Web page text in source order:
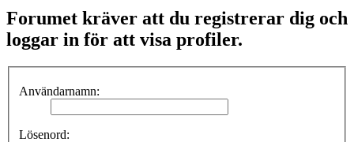
Forumet kräver att du registrerar dig och
loggar in för att visa profiler.
Användarnamn:
Lösenord: